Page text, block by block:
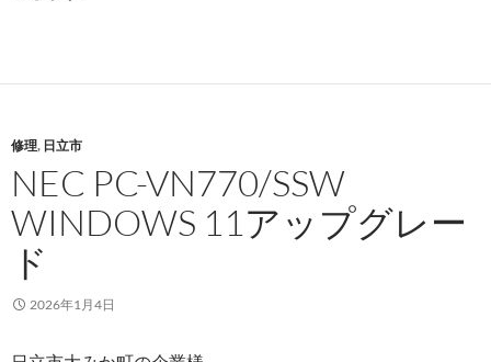
修理, 日立市
NEC PC-VN770/SSW
WINDOWS 11アップグレー
ド
2026年1月4日